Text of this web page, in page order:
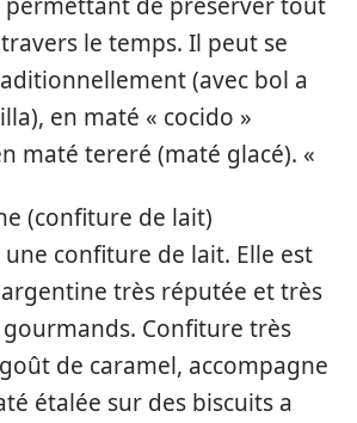
le temps. Il peut se
(avec bol a
en maté « cocido »
maté tereré (maté glacé). «
(confiture de lait)
une confiture de lait. Elle est
très réputée et très
Confiture très
de caramel, accompagne
étalée sur des biscuits a